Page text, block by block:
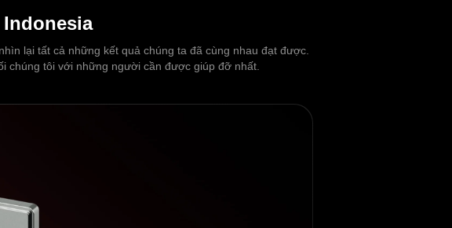
lại tất cả những kết quả chúng ta đã cùng nhau đạt được.
chúng tôi với những người cần được giúp đỡ nhất.